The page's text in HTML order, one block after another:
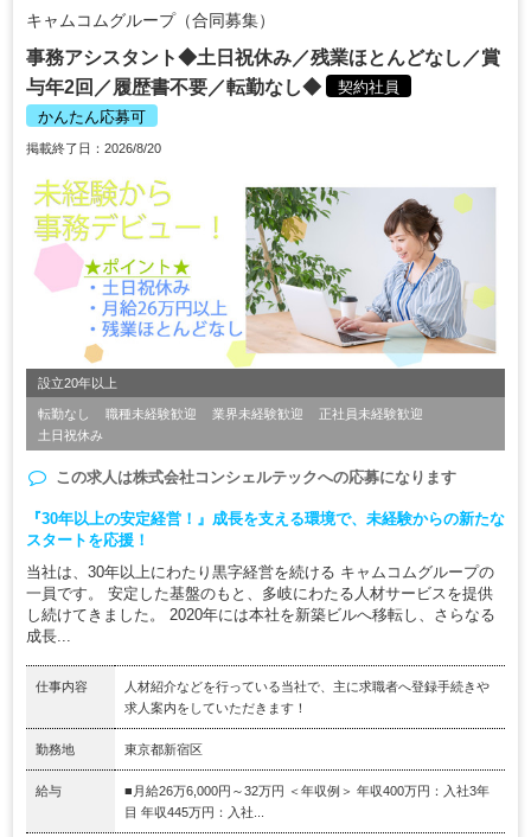
キャムコムグループ（合同募集）
事務アシスタント◆土日祝休み／残業ほとんどなし／賞
与年2回／履歴書不要／転勤なし◆
契約社員
かんたん応募可
掲載終了日：2026/8/20
設立20年以上
転勤なし 職種未経験歓迎 業界未経験歓迎
正社員未経験歓迎
土日祝休み
この求人は株式会社コンシェルテックへの応募になります
『30年以上の安定経営！』成長を支える環境で、未経験からの新たな
スタートを応援！
当社は、30年以上にわたり黒字経営を続ける キャムコムグループの
一員です。 安定した基盤のもと、多岐にわたる人材サービスを提供
し続けてきました。 2020年には本社を新築ビルへ移転し、さらなる
成長...
仕事内容
人材紹介などを行っている当社で、主に求職者へ登録手続きや
求人案内をしていただきます！
勤務地 東京都新宿区
給与
■月給26万6,000円～32万円 ＜年収例＞ 年収400万円：入社3年
目 年収445万円：入社...